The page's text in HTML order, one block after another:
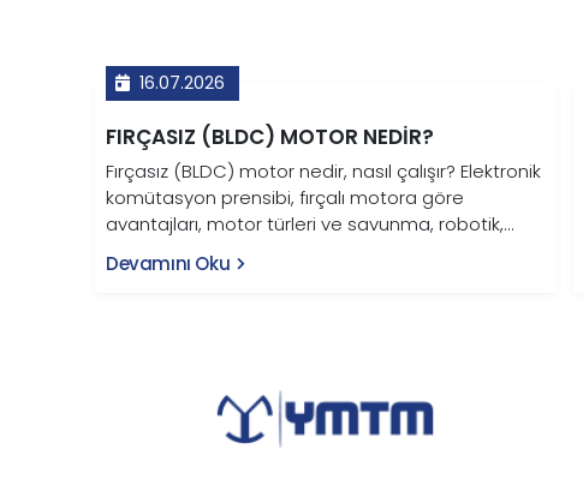
16.07.2026
FIRÇASIZ (BLDC) MOTOR NEDIR?
Fırçasız (BLDC) motor nedir, nasıl çalışır? Elektronik
komütasyon prensibi, fırçalı motora göre
avantajları, motor türleri ve savunma, robotik,
otomotiv ve tarım uygulamaları bu rehberde.
Devamını Oku